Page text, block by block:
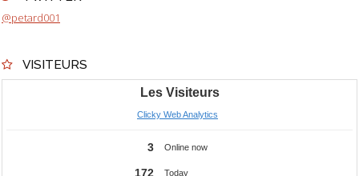
@petard001
VISITEURS